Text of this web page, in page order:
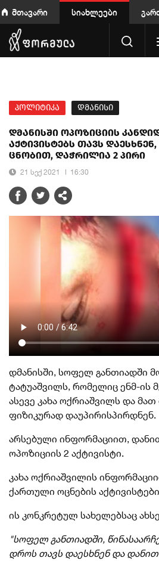
მთავარი სიახლეები
პოლიტიკა დმანისი
დმანისში ოპოზიციის
აქტივისტებს თავს
ცნობით, დაჭრილია 2 პირი
21 სექ 2021 16:30
დმანისში, სოფელ განთიადში
ტატუაშვილს, რომელიც ენმ-ის
ასევე კახა ოქრიაშვილს და
ფიზიკურად დაუპირისპირდნენ.
არსებული ინფორმაციით,
ოპოზიციის 2 აქტივისტი.
კახა ოქრიაშვილის
ქართული ოცნების
ის კონკრეტულ სახელებსაც
"სოფელ განთიადში,
დროს თავს დაესხნენ და